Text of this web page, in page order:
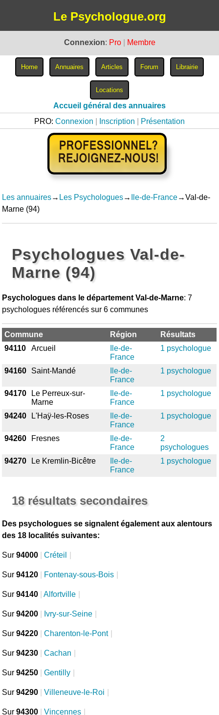
Le Psychologue.org
Connexion: Pro Membre
Accueil général des annuaires
PRO: Connexion Inscription Présentation
Les annuaires→ Les Psychologues→ Ile-de-France→Val-de-
Marne (94)
Psychologues Val-de-
Marne (94)
Psychologues dans le département Val-de-Marne: 7
psychologues référencés sur 6 communes
Commune Région
Résultats
94110
Arcueil
Ile-de-
France
1 psychologue
94160 Saint-Mandé
Ile-de-
France
1 psychologue
94170
Le Perreux-sur-
Marne
Ile-de-
France
1 psychologue
94240 L'Haÿ-les-Roses
Ile-de-
France
1 psychologue
94260 Fresnes
Ile-de-
France
2
psychologues
94270
Le Kremlin-Bicêtre
Ile-de-
France
1 psychologue
18 résultats secondaires
Des psychologues se signalent également aux alentours
des 18 localités suivantes:
Sur94000 Créteil
Sur94120 Fontenay-sous-Bois
Sur94140 Alfortville
Sur94200 Ivry-sur-Seine
Sur94220 Charenton-le-Pont
Sur94230 Cachan
Sur94250 Gentilly
Sur94290 Villeneuve-le-Roi
Sur94300 Vincennes